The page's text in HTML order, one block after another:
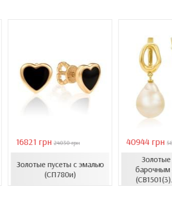
16821 грн 24030 грн
Золотые пусеты с эмалью
(СП780и)
40944 грн
Золотые
барочным